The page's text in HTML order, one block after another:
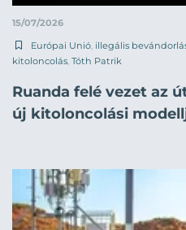
15/07/2026
Európai Unió, illegális
kitoloncolás, Tóth Patrik
Ruanda felé vezet az
új kitoloncolási